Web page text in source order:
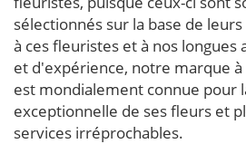
sélectionnés sur la base de
à ces fleuristes et à nos longues
et d'expérience, notre marque
est mondialement connue pour
exceptionnelle de ses fleurs et
services irréprochables.